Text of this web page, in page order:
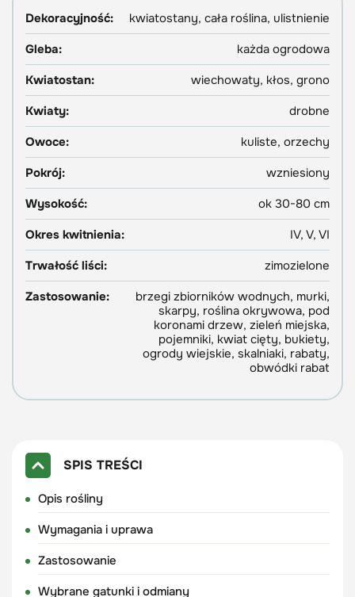
Dekoracyjność:
kwiatostany, cała roślina, ulistnienie
Gleba:
każda ogrodowa
Kwiatostan:
wiechowaty, kłos, grono
Kwiaty:
drobne
Owoce:
kuliste, orzechy
Pokrój:
wzniesiony
Wysokość:
ok 30-80 cm
Okres kwitnienia:
IV, V, VI
Trwałość liści:
zimozielone
Zastosowanie:
brzegi zbiorników wodnych, murki,
skarpy, roślina okrywowa, pod
koronami drzew, zieleń miejska,
pojemniki, kwiat cięty, bukiety,
ogrody wiejskie, skalniaki, rabaty,
obwódki rabat
SPIS TREŚCI
Opis rośliny
Wymagania i uprawa
Zastosowanie
Wybrane gatunki i odmiany